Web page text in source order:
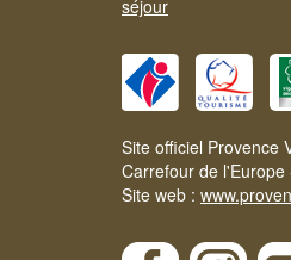
séjour
Site officiel Provence
Carrefour de
Site web :